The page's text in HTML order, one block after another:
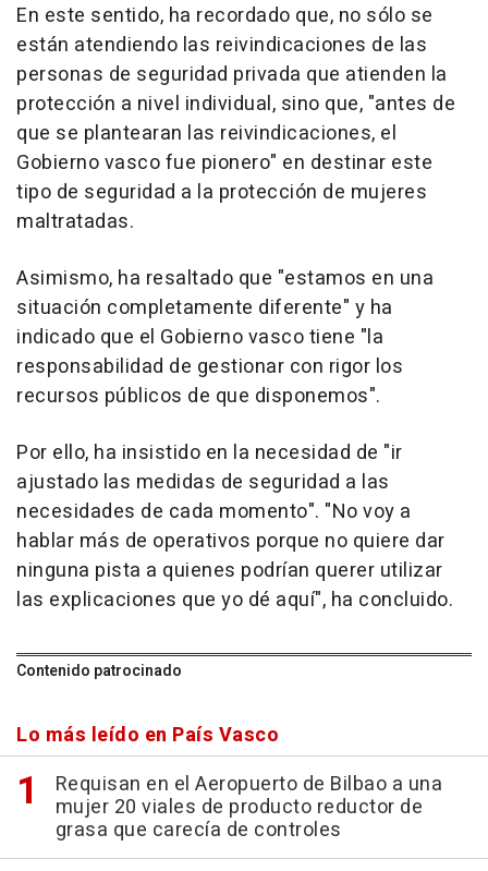
En este sentido, ha recordado que, no sólo se
están atendiendo las reivindicaciones de las
personas de seguridad privada que atienden la
protección a nivel individual, sino que, "antes de
que se plantearan las reivindicaciones, el
Gobierno vasco fue pionero" en destinar este
tipo de seguridad a la protección de mujeres
maltratadas.
Asimismo, ha resaltado que "estamos en una
situación completamente diferente" y ha
indicado que el Gobierno vasco tiene "la
responsabilidad de gestionar con rigor los
recursos públicos de que disponemos".
Por ello, ha insistido en la necesidad de "ir
ajustado las medidas de seguridad a las
necesidades de cada momento". "No voy a
hablar más de operativos porque no quiere dar
ninguna pista a quienes podrían querer utilizar
las explicaciones que yo dé aquí", ha concluido.
Contenido patrocinado
Lo más leído en País Vasco
Requisan en el Aeropuerto de Bilbao a una
mujer 20 viales de producto reductor de
grasa que carecía de controles